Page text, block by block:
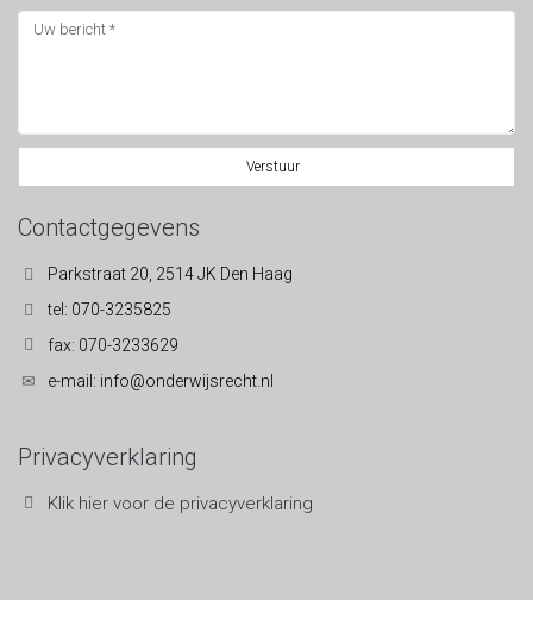
Verstuur
Contactgegevens
Parkstraat 20, 2514 JK Den Haag
tel: 070-3235825
fax: 070-3233629
e-mail: info@onderwijsrecht.nl
Privacyverklaring
Klik hier voor de privacyverklaring